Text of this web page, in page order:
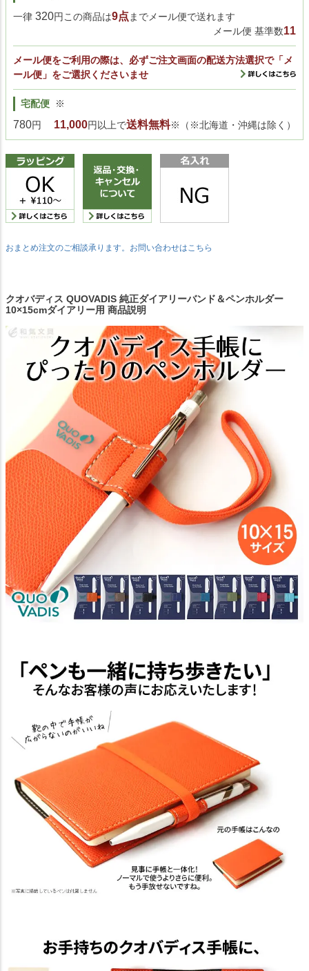
一律 320円この商品は9点 までメール便で送れます
メール便 基準数11
メール便をご利用の際は、必ずご注文画面の配送方法選択で「メ
ール便」をご選択くださいませ
宅配便
780円
※
11,000円以上で送料無料※（※北海道・沖縄は除く）
おまとめ注文のご相談承ります。お問い合わせはこちら
クオバディス QUOVADIS 純正ダイアリーバンド＆ペンホルダー
10×15cmダイアリー用 商品説明